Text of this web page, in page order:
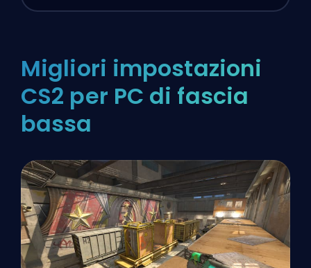
Migliori impostazioni
CS2 per PC di fascia
bassa